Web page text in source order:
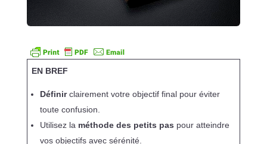
EN BREF
Définirclairement votre objectif final pour éviter
toute confusion.
Utilisez la méthode des petits pas pour atteindre
vos objectifs avec sérénité.